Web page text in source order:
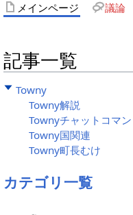
メインページ 議論
記事一覧
Towny
Towny解説
Townyチャットコマ
Towny国関連
Towny町長むけ
カテゴリ一覧